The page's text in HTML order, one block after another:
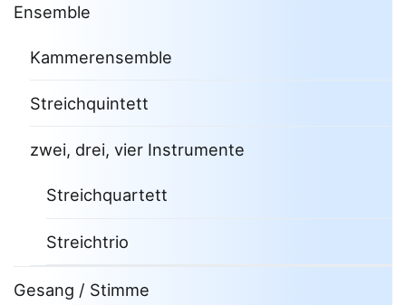
Ensemble
Kammerensemble
Streichquintett
zwei, drei, vier Instrumente
Streichquartett
Streichtrio
Gesang / Stimme